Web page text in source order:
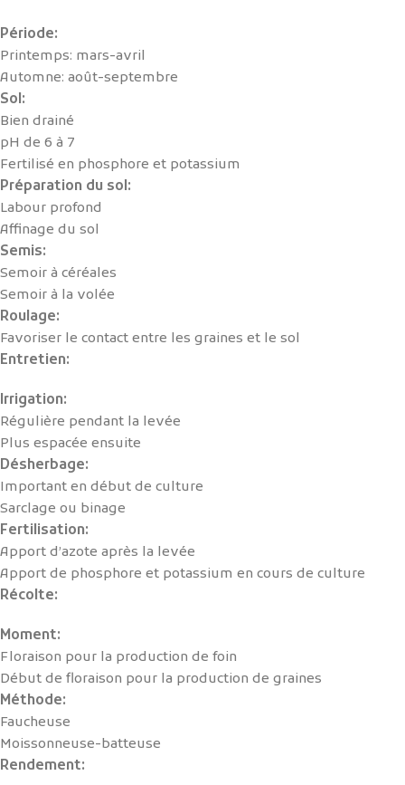
Période:
Printemps: mars-avril
Automne: août-septembre
Sol:
Bien drainé
pH de 6 à 7
Fertilisé en phosphore et potassium
Préparation du sol:
Labour profond
Affinage du sol
Semis:
Semoir à céréales
Semoir à la volée
Roulage:
Favoriser le contact entre les graines et le sol
Entretien:
Irrigation:
Régulière pendant la levée
Plus espacée ensuite
Désherbage:
Important en début de culture
Sarclage ou binage
Fertilisation:
Apport d’azote après la levée
Apport de phosphore et potassium en cours de culture
Récolte:
Moment:
Floraison pour la production de foin
Début de floraison pour la production de graines
Méthode:
Faucheuse
Moissonneuse-batteuse
Rendement: